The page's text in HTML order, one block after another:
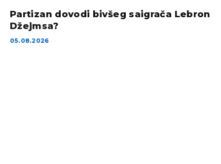
Partizan dovodi bivšeg saigrača Lebron
Džejmsa?
05.08.2026